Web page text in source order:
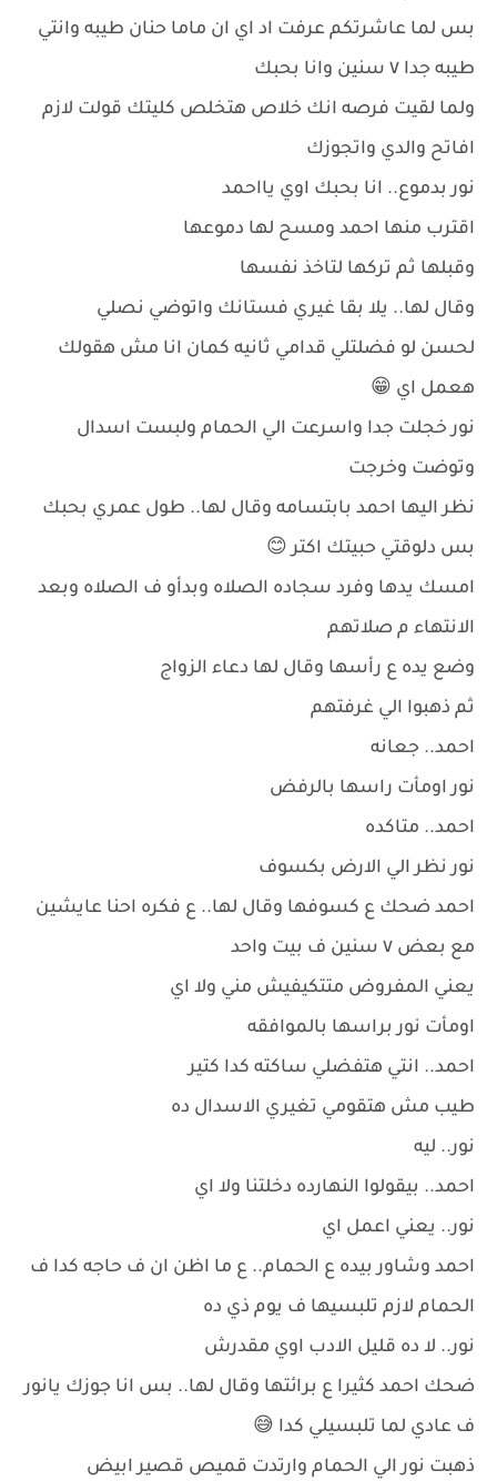
بس لما عاشرتكم عرفت اد اي ان ماما حنان طيبه وانتي
طيبه جدا ٧ سنين وانا بحبك
ولما لقيت فرصه انك خلاص هتخلص كليتك قولت لازم
افاتح والدي واتجوزك
نور بدموع.. انا بحبك اوي يااحمد
اقترب منها احمد ومسح لها دموعها
وقبلها ثم تركها لتاخذ نفسها
وقال لها.. يلا بقا غيري فستانك واتوضي نصلي
لحسن لو فضلتلي قدامي ثانيه كمان انا مش هقولك
هعمل اي 😁
نور خجلت جدا واسرعت الي الحمام ولبست اسدال
وتوضت وخرجت
نظر اليها احمد بابتسامه وقال لها.. طول عمري بحبك
بس دلوقتي حبيتك اكتر 😊
امسك يدها وفرد سجاده الصلاه وبدأو ف الصلاه وبعد
الانتهاء م صلاتهم
وضع يده ع رأسها وقال لها دعاء الزواج
ثم ذهبوا الي غرفتهم
احمد.. جعانه
نور اومأت راسها بالرفض
احمد.. متاكده
نور نظر الي الارض بكسوف
احمد ضحك ع كسوفها وقال لها.. ع فكره احنا عايشين
مع بعض ٧ سنين ف بيت واحد
يعني المفروض متتكيفيش مني ولا اي
اومأت نور براسها بالموافقه
احمد.. انتي هتفضلي ساكته كدا كتير
طيب مش هتقومي تغيري الاسدال ده
نور.. ليه
احمد.. بيقولوا النهارده دخلتنا ولا اي
نور.. يعني اعمل اي
احمد وشاور بيده ع الحمام.. ع ما اظن ان ف حاجه كدا ف
الحمام لازم تلبسيها ف يوم ذي ده
نور.. لا ده قليل الادب اوي مقدرش
ضحك احمد كثيرا ع برائتها وقال لها.. بس انا جوزك يانور
ف عادي لما تلبسيلي كدا 😅
ذهبت نور الي الحمام وارتدت قميص قصير ابيض